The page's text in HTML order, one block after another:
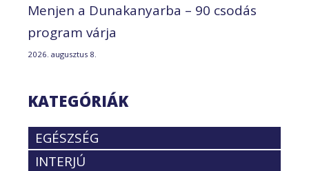
Menjen a Dunakanyarba – 90 csodás
program várja
2026. augusztus 8.
KATEGÓRIÁK
EGÉSZSÉG
INTERJÚ